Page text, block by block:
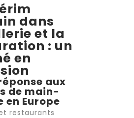
dans
et la
: un
en
réponse aux
de main-
en Europe
restaurants